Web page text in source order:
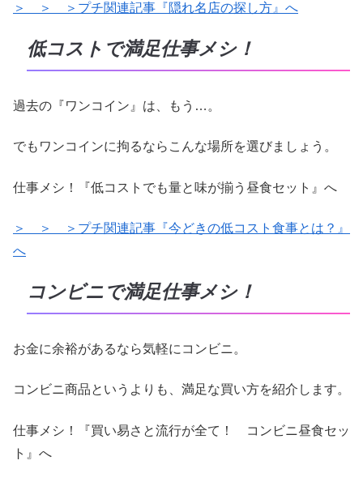
＞ ＞ ＞プチ関連記事『隠れ名店の探し方』へ
低コストで満足仕事メシ！
過去の『ワンコイン』は、もう…。
でもワンコインに拘るならこんな場所を選びましょう。
仕事メシ！『低コストでも量と味が揃う昼食セット』へ
＞ ＞ ＞プチ関連記事『今どきの低コスト食事とは？』
へ
コンビニで満足仕事メシ！
お金に余裕があるなら気軽にコンビニ。
コンビニ商品というよりも、満足な買い方を紹介します。
仕事メシ！『買い易さと流行が全て！ コンビニ昼食セッ
ト』へ